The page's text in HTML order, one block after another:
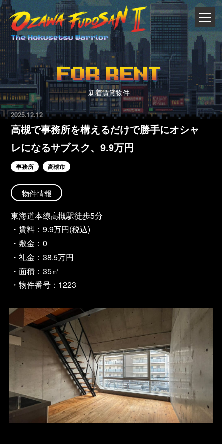
FOR RENT
新着賃貸物件
2025.12.12
高槻で事務所を構えるだけで勝手にオシャ
レになるサブスク、9.9万円
事務所 高槻市
物件情報
東海道本線高槻駅徒歩5分
・賃料：9.9万円(税込)
・敷金：0
・礼金：38.5万円
・面積：35㎡
・物件番号：1223